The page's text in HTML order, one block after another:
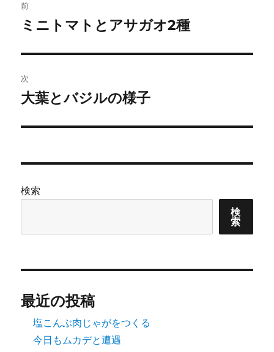
稿
ビ
ゲ
ー
ン
前
前
投
稿:
ミニトマトとアサガオ2種
次
次
投
大葉とバジルの様子
検索
検
索
最近の投稿
塩こんぶ肉じゃがをつくる
今日もムカデと遭遇